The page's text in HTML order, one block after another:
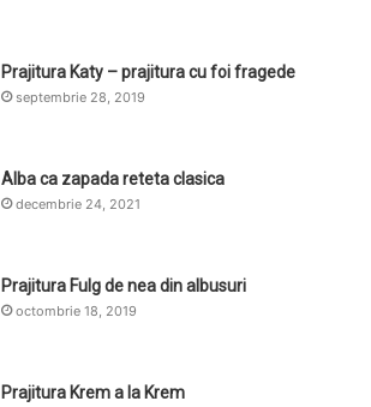
Prajitura Katy – prajitura cu foi fragede
septembrie 28, 2019
Alba ca zapada reteta clasica
decembrie 24, 2021
Prajitura Fulg de nea din albusuri
octombrie 18, 2019
Prajitura Krem a la Krem